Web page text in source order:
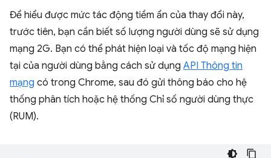
Để hiểu được mức tác động tiềm ẩn của thay đổi này,
trước tiên, bạn cần biết số lượng người dùng sẽ sử dụng
mạng 2G. Bạn có thể phát hiện loại và tốc độ mạng hiện
tại của người dùng bằng cách sử dụng API Thông tin
mạng có trong Chrome, sau đó gửi thông báo cho hệ
thống phân tích hoặc hệ thống Chỉ số người dùng thực
(RUM).